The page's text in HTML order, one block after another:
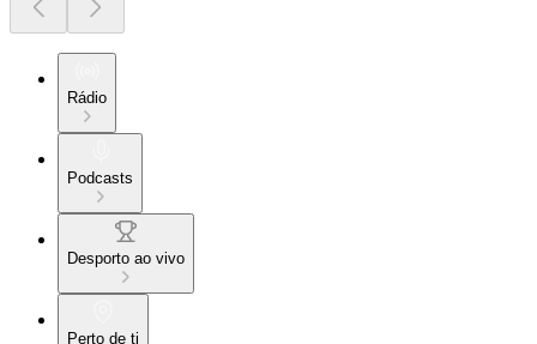
Rádio
Podcasts
Desporto ao vivo
Perto de ti